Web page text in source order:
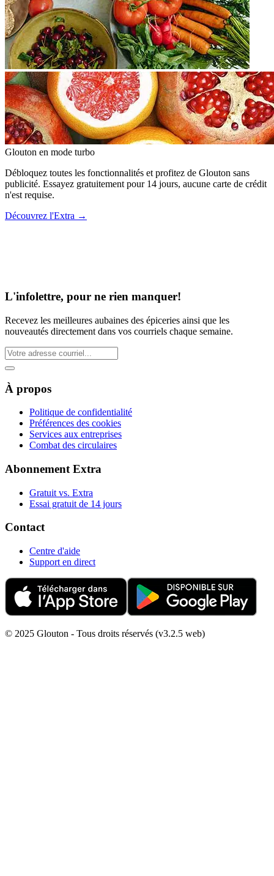
Glouton en mode turbo
Débloquez toutes les fonctionnalités et profitez de Glouton sans
publicité. Essayez gratuitement pour 14 jours, aucune carte de crédit
n'est requise.
Découvrez l'Extra →
L'infolettre, pour ne rien manquer!
Recevez les meilleures aubaines des épiceries ainsi que les
nouveautés directement dans vos courriels chaque semaine.
À propos
Politique de confidentialité
Préférences des cookies
Services aux entreprises
Combat des circulaires
Abonnement Extra
Gratuit vs. Extra
Essai gratuit de 14 jours
Contact
Centre d'aide
Support en direct
© 2025 Glouton - Tous droits réservés (v3.2.5 web)